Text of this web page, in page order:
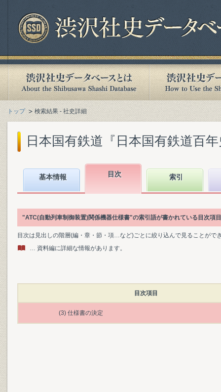
トップ 検索結果 - 社史詳細
日本国有鉄道『日本国有鉄道百
基本情報 目次 索引
"ATC(自動列車制御装置)関係機器仕様書"の索引語が書かれている目次項
目次は見出しの階層(編・章・節・項…など)ごとに絞り込んで見ることがで
… 資料編に詳細な情報があります。
目次項目
(3) 仕様書の決定